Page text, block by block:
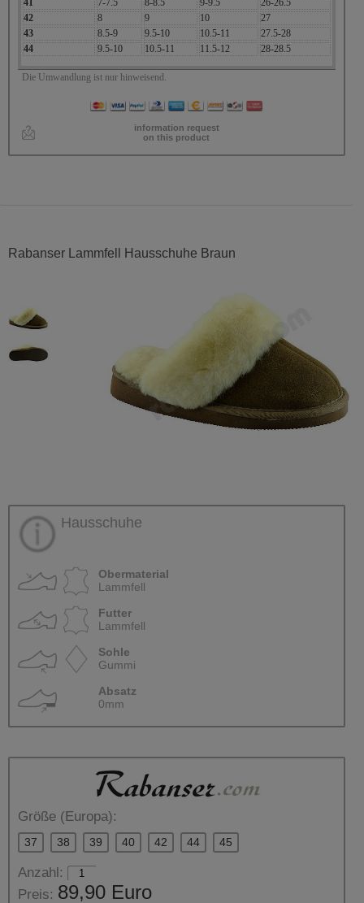
41
7-7.5 8-8.5 9-9.5
26-26.5
42
8 9 10
27
43
8.5-9 9.5-10 10.5-11
27.5-28
44
9.5-10 10.5-11 11.5-12 28-28.5
Die Umwandlung ist nur hinweisend.
information request
on this product
Rabanser Lammfell Hausschuhe Braun
Hausschuhe
Obermaterial
Lammfell
Futter
Lammfell
Sohle
Gummi
Absatz
0mm
Größe (Europa):
37 38 39 40 42 44 45
Anzahl:
Preis: 89,90 Euro